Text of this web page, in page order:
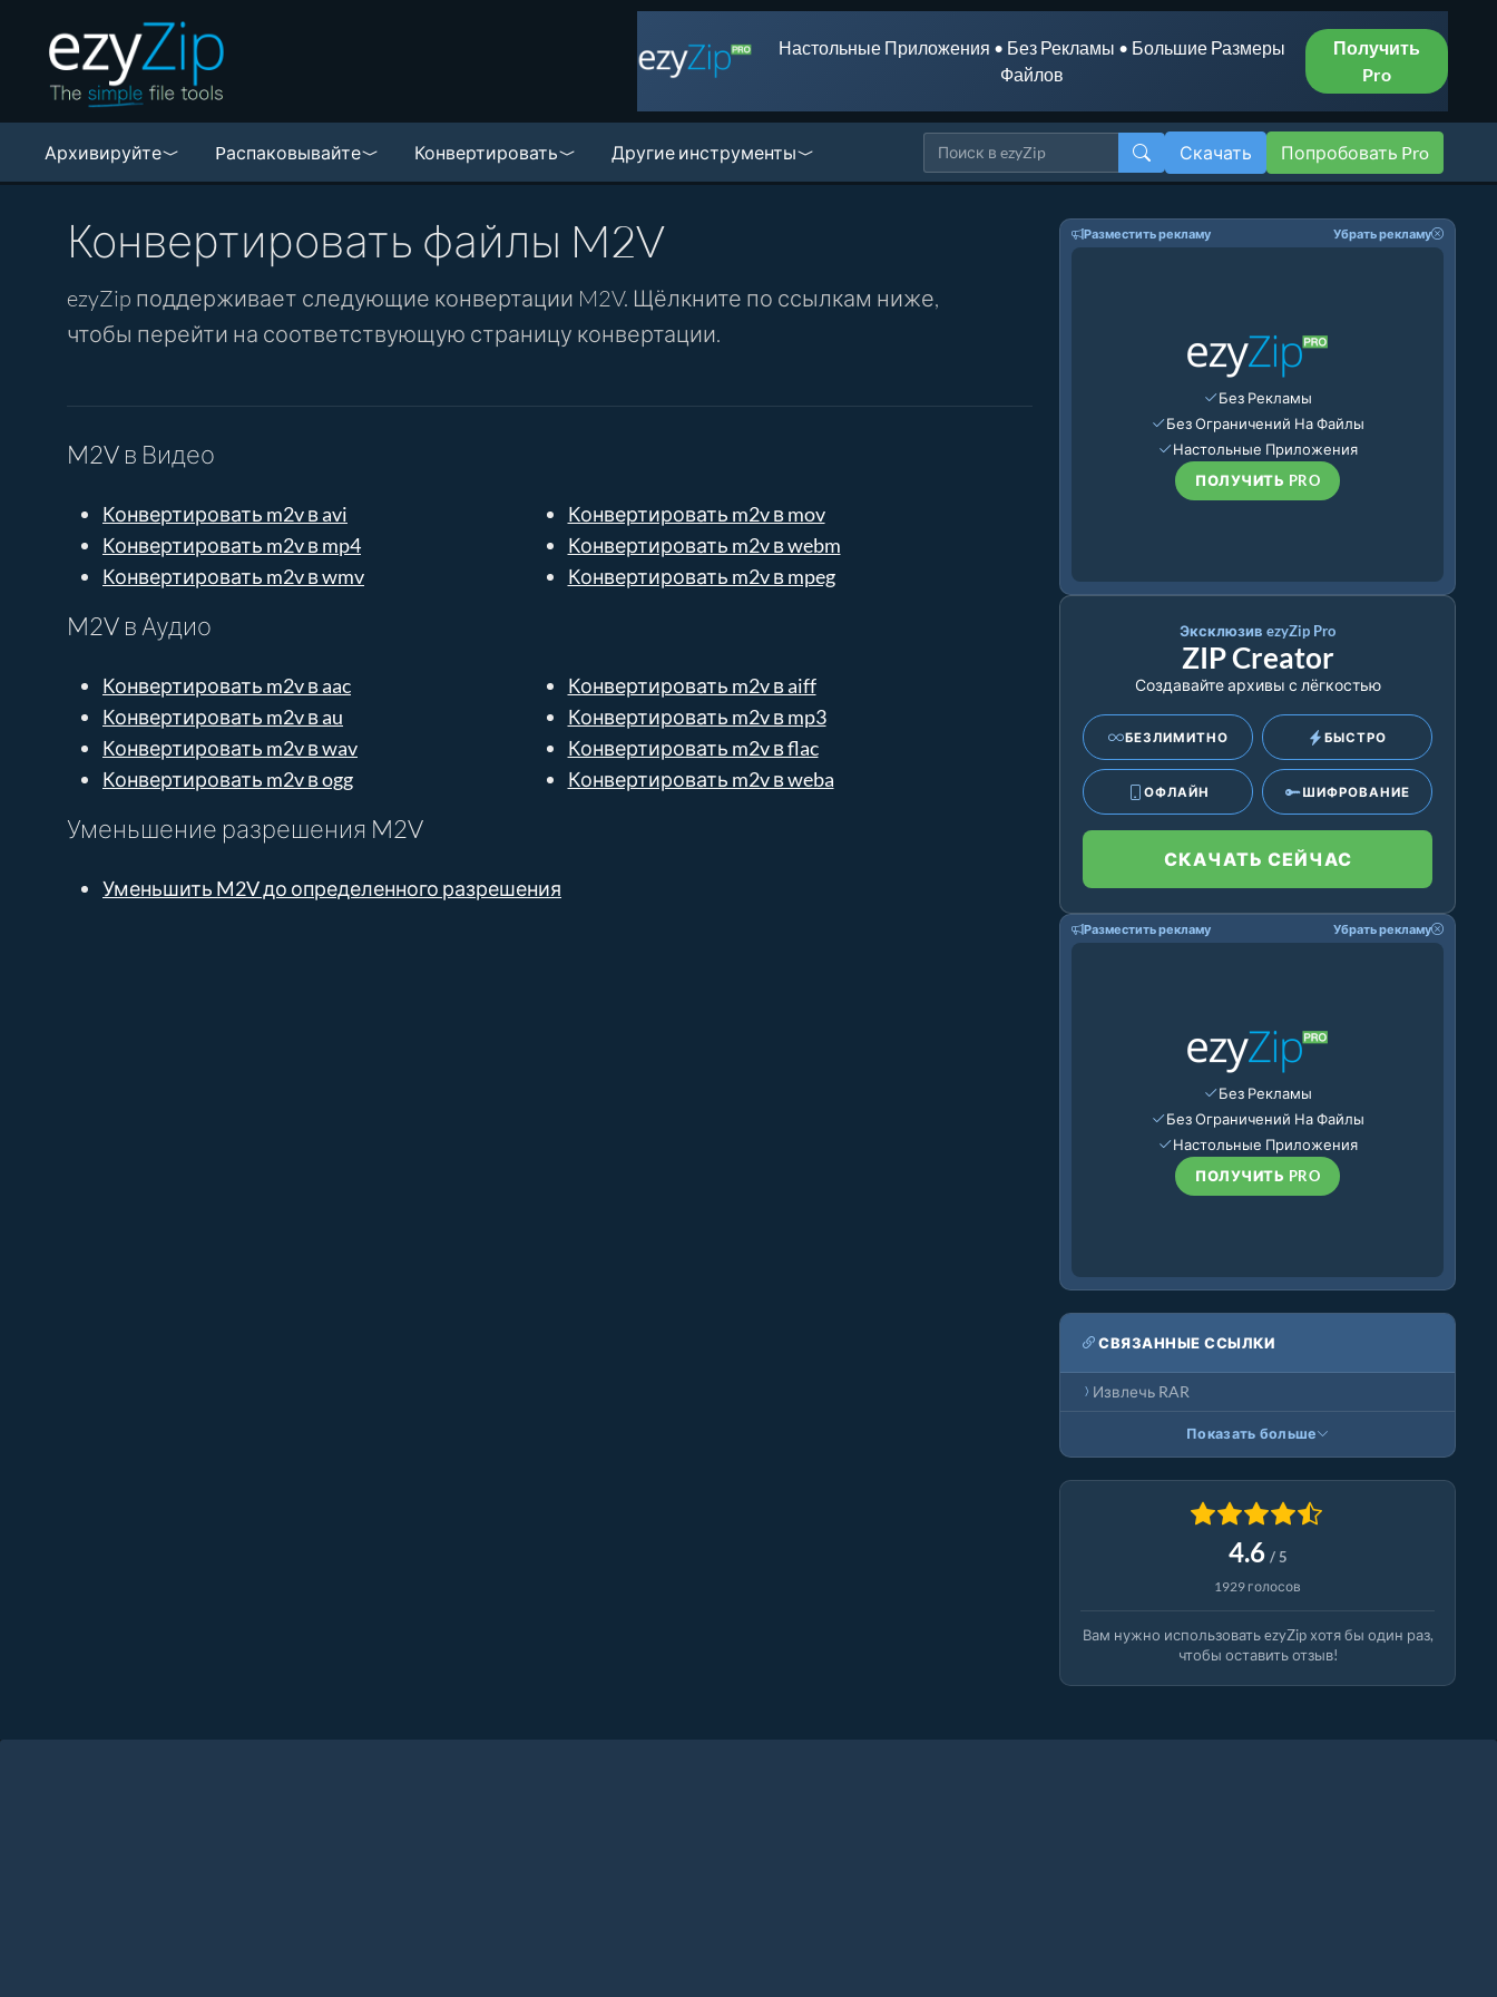
Настольные Приложения • Без Рекламы • Большие Размеры
Файлов
Получить
Pro
Архивируйте Pаспаковывайте Конвертировать Другие инструменты Скачать Попробовать Pro
Конвертировать файлы M2V
ezyZip поддерживает следующие конвертации M2V. Щёлкните по ссылкам ниже,
чтобы перейти на соответствующую страницу конвертации.
M2V в Видео
Конвертировать m2v в avi
Конвертировать m2v в mov
Конвертировать m2v в mp4
Конвертировать m2v в webm
Конвертировать m2v в wmv
Конвертировать m2v в mpeg
M2V в Аудио
Конвертировать m2v в aac
Конвертировать m2v в aiff
Конвертировать m2v в au
Конвертировать m2v в mp3
Конвертировать m2v в wav
Конвертировать m2v в flac
Конвертировать m2v в ogg
Конвертировать m2v в weba
Уменьшение разрешения M2V
Уменьшить M2V до определенного разрешения
Разместить рекламу Убрать рекламу
Без Рекламы
Без Ограничений На Файлы
Настольные Приложения
ПОЛУЧИТЬ PRO
Эксклюзив ezyZip Pro
ZIP Creator
Создавайте архивы с лёгкостью
БЕЗЛИМИТНО БЫСТРО
ОФЛАЙН ШИФРОВАНИЕ
СКАЧАТЬ СЕЙЧАС
Разместить рекламу Убрать рекламу
Без Рекламы
Без Ограничений На Файлы
Настольные Приложения
ПОЛУЧИТЬ PRO
СВЯЗАННЫЕ ССЫЛКИ
Извлечь RAR
Показать больше
4.6 / 5
1929 голосов
Вам нужно использовать ezyZip хотя бы один раз,
чтобы оставить отзыв!